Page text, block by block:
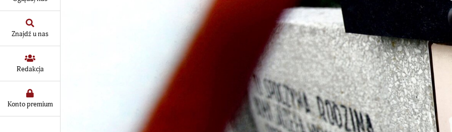
Znajdź u nas
Redakcja
Konto premium